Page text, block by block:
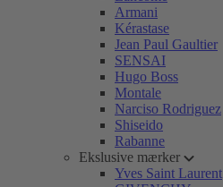
Armani
Kérastase
Jean Paul Gaultier
SENSAI
Hugo Boss
Montale
Narciso Rodriguez
Shiseido
Rabanne
Ekslusive mærker
Yves Saint Laurent